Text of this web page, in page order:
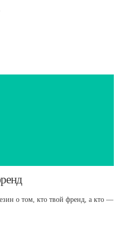
о том, кто твой френд, а кто —